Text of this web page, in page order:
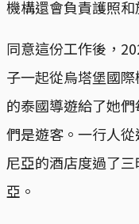
機構還會負責護照和
同意這份工作後，
子一起從烏塔堡國
的泰國導遊給了她
們是遊客。一行人
尼亞的酒店度過了
亞。